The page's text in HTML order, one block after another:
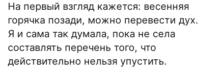
На первый взгляд кажется: весенняя
горячка позади, можно перевести дух.
Я и сама так думала, пока не села
составлять перечень того, что
действительно нельзя упустить.